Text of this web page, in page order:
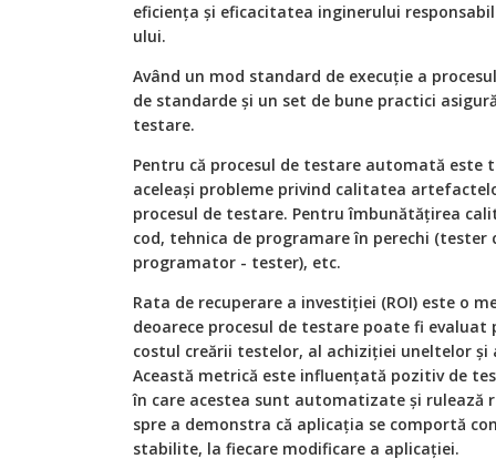
eficienţa şi eficacitatea inginerului
ului.
Având un mod standard de execuţie a
de standarde şi un set de bune practici
testare.
Pentru că procesul de testare automată este
aceleaşi probleme privind calitatea
procesul de testare. Pentru îmbunătăţirea
cod, tehnica de programare în perechi
programator - tester), etc.
Rata de recuperare a investiţiei (ROI) este o
deoarece procesul de testare poate fi
costul creării testelor, al achiziţiei uneltelor
Această metrică este influenţată pozitiv de
în care acestea sunt automatizate şi rulează
spre a demonstra că aplicaţia se comportă
stabilite, la fiecare modificare a aplicaţiei.